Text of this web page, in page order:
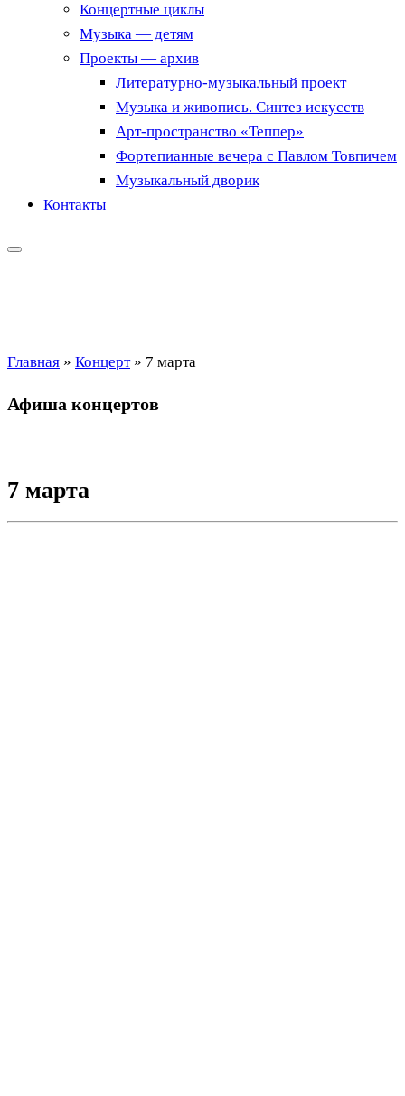
Концертные циклы
Музыка — детям
Проекты — архив
Литературно-музыкальный проект
Музыка и живопись. Синтез искусств
Арт-пространство «Теппер»
Фортепианные вечера с Павлом Товпичем
Музыкальный дворик
Контакты
Главная » Концерт » 7 марта
Афиша концертов
7 марта